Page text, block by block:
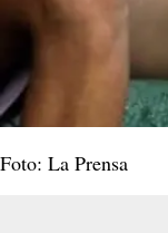
Foto: La Prensa